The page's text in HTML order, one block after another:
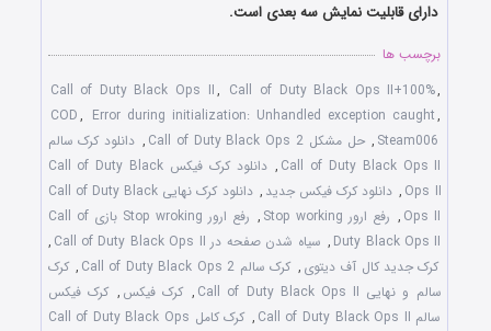
دارای قابلیت نمایش سه بعدی است.
برچسب ها
Call of Duty Black Ops II, Call of Duty Black Ops II+100%,
COD, Error during initialization: Unhandled exception caught,
Steam006
, حل مشکل Call of Duty Black Ops 2 , دانلود کرک سالم
Call of Duty Black Ops II
,
دانلود کرک فیکس Call of Duty Black
Ops II
, دانلود کرک فیکس جدید ,
دانلود کرک نهایی Call of Duty Black
Ops II
, رفع ارور Stop working ,
رفع ارور Stop wroking بازی Call of
Duty Black Ops II
, سیاه شدن صفحه در Call of Duty Black Ops II
,
کرک جدید کال آف دیتوی , کرک سالم Call of Duty Black Ops 2 , کرک
سالم و نهایی Call of Duty Black Ops II
, کرک فیکس , کرک فیکس
سالم Call of Duty Black Ops II
,
کرک کامل Call of Duty Black Ops